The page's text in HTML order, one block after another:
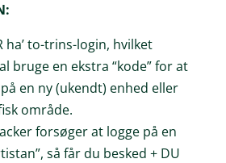
ha’ to-trins-login, hvilket
bruge en ekstra “kode” for at
en ny (ukendt) enhed eller
område.
forsøger at logge på en
så får du besked + DU